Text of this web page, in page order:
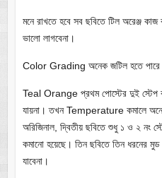
মনে রাখতে হবে সব ছবিতে টিল অরেঞ্জ
ভালো লাগবেনা।
Color Grading অনেক জটিল হতে
Teal Orange প্রথম পোস্টের দুই স্টেপ
যায়না। তখন Temperature কমালে
অরিজিনাল, দ্বিতীয় ছবিতে শুধু ১ ও ২ নং
কমানো হয়েছে। তিন ছবিতে তিন ধরনের
যাবেনা।